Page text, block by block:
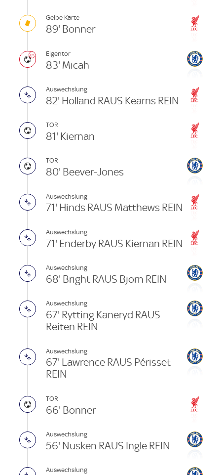
Gelbe Karte
89' Bonner
Eigentor
83' Micah
Auswechslung
82' Holland RAUS Kearns REIN
TOR
81' Kiernan
TOR
80' Beever-Jones
Auswechslung
71' Hinds RAUS Matthews REIN
Auswechslung
71' Enderby RAUS Kiernan REIN
Auswechslung
68' Bright RAUS Bjorn REIN
Auswechslung
67' Rytting Kaneryd RAUS
Reiten REIN
Auswechslung
67' Lawrence RAUS Périsset
REIN
TOR
66' Bonner
Auswechslung
56' Nusken RAUS Ingle REIN
Auswechslung